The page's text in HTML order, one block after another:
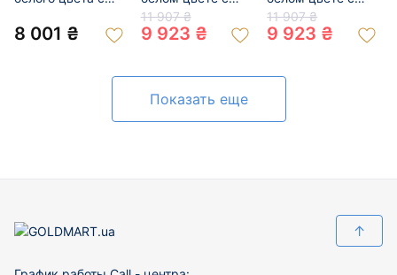
200872472
8 001 ₴
цирконом 01-
200428479
11 907 ₴
9 923 ₴
цирконом 01-
200535292
11 907 ₴
9 923 ₴
Показать еще
↑